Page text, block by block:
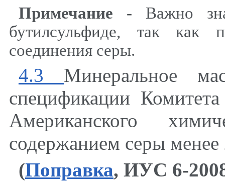
Примечание - Важно
бутилсульфиде, так как
соединения серы.
4.3 Минеральное
спецификации
Американского
содержанием серы менее
(Поправка, ИУС 6-